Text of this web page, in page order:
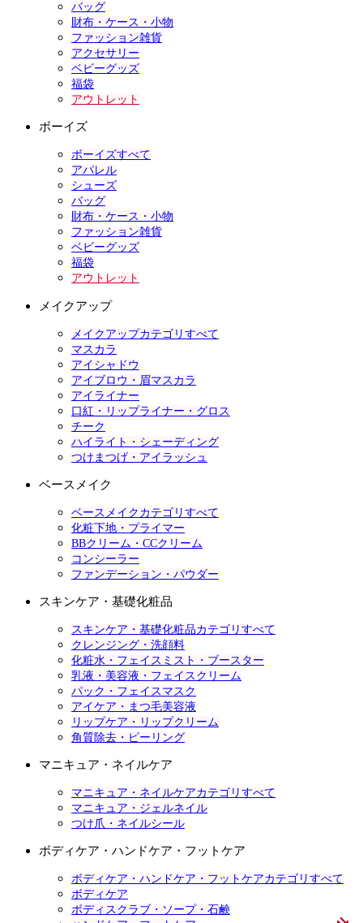
バッグ
財布・ケース・小物
ファッション雑貨
アクセサリー
ベビーグッズ
福袋
アウトレット
ボーイズ
ボーイズすべて
アパレル
シューズ
バッグ
財布・ケース・小物
ファッション雑貨
ベビーグッズ
福袋
アウトレット
メイクアップ
メイクアップカテゴリすべて
マスカラ
アイシャドウ
アイブロウ・眉マスカラ
アイライナー
口紅・リップライナー・グロス
チーク
ハイライト・シェーディング
つけまつげ・アイラッシュ
ベースメイク
ベースメイクカテゴリすべて
化粧下地・プライマー
BBクリーム・CCクリーム
コンシーラー
ファンデーション・パウダー
スキンケア・基礎化粧品
スキンケア・基礎化粧品カテゴリすべて
クレンジング・洗顔料
化粧水・フェイスミスト・ブースター
乳液・美容液・フェイスクリーム
パック・フェイスマスク
アイケア・まつ毛美容液
リップケア・リップクリーム
角質除去・ピーリング
マニキュア・ネイルケア
マニキュア・ネイルケアカテゴリすべて
マニキュア・ジェルネイル
つけ爪・ネイルシール
ボディケア・ハンドケア・フットケア
ボディケア・ハンドケア・フットケアカテゴリすべて
ボディケア
ボディスクラブ・ソープ・石鹸